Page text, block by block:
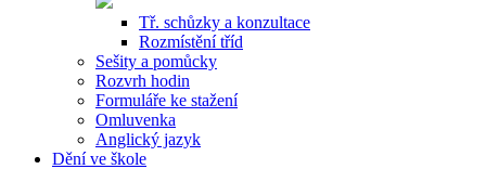
Tř. schůzky a konzultace
Rozmístění tříd
Sešity a pomůcky
Rozvrh hodin
Formuláře ke stažení
Omluvenka
Anglický jazyk
Dění ve škole